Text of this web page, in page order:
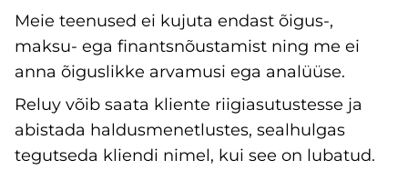
Meie teenused ei kujuta endast õigus-,
maksu- ega finantsnõustamist ning me ei
anna õiguslikke arvamusi ega analüüse.
Reluy võib saata kliente riigiasutustesse ja
abistada haldusmenetlustes, sealhulgas
tegutseda kliendi nimel, kui see on lubatud.